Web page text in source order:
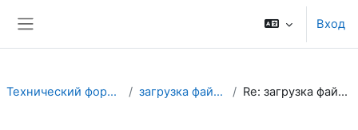
Вход
Технический форум загрузка файла Re: загрузка файла